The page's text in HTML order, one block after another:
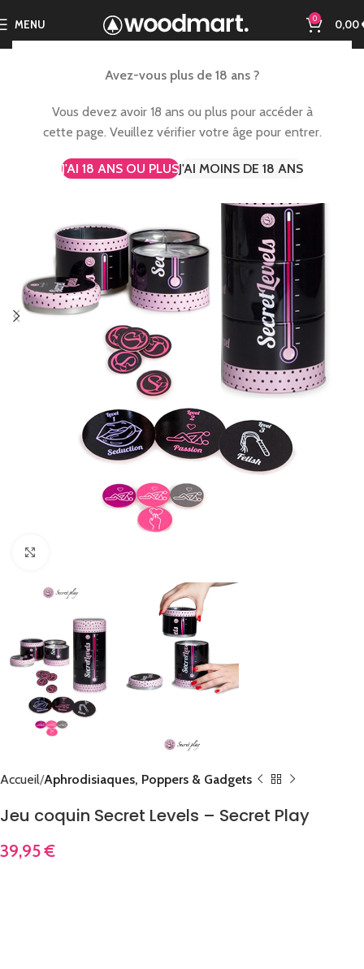
Avez-vous plus de 18 ans ?
Vous devez avoir 18 ans ou plus pour accéder à
cette page. Veuillez vérifier votre âge pour entrer.
J'AI 18 ANS OU PLUSJ'AI MOINS DE 18 ANS
MENU 0 0,00
Accueil Aphrodisiaques, Poppers & Gadgets
Jeu coquin Secret Levels – Secret Play
39,95€